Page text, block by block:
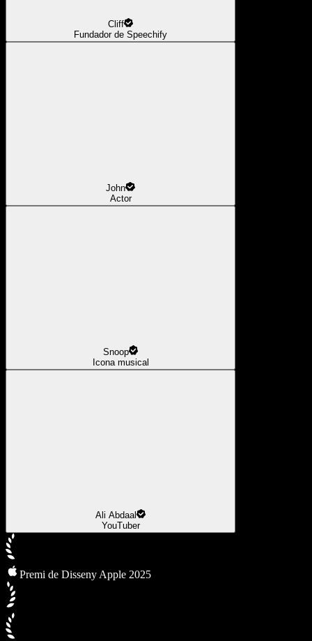
Cliff
Fundador de Speechify
John
Actor
Snoop
Icona musical
Ali Abdaal
YouTuber
Premi de Disseny Apple 2025